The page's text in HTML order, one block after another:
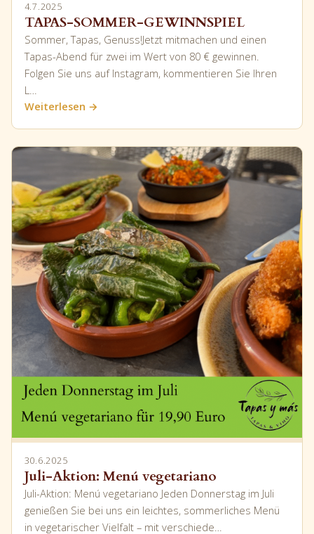
4.7.2025
TAPAS-SOMMER-GEWINNSPIEL
Sommer, Tapas, Genuss!Jetzt mitmachen und einen
Tapas-Abend für zwei im Wert von 80 € gewinnen.
Folgen Sie uns auf Instagram, kommentieren Sie Ihren
L…
Weiterlesen →
30.6.2025
Juli-Aktion: Menú vegetariano
Juli-Aktion: Menú vegetariano Jeden Donnerstag im Juli
genießen Sie bei uns ein leichtes, sommerliches Menü
in vegetarischer Vielfalt – mit verschiede…